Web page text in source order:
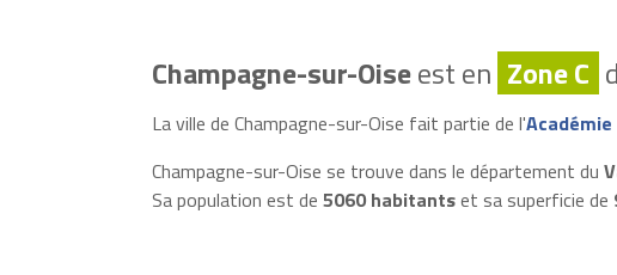
Champagne-sur-Oiseest en Zone C
La ville de Champagne-sur-Oise fait partie de l'
Champagne-sur-Oise se trouve dans le département du
Sa population est de 5060 habitantset sa superficie de